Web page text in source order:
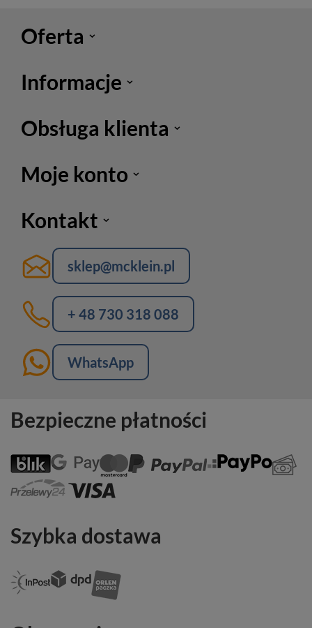
Oferta
Informacje
Obsługa klienta
Moje konto
Kontakt
sklep@mcklein.pl
+ 48 730 318 088
WhatsApp
Bezpieczne płatności
Szybka dostawa